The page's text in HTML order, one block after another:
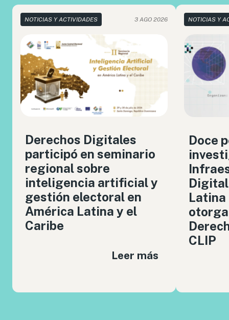
NOTICIAS Y ACTIVIDADES 3 AGO 2026
Derechos Digitales
participó en seminario
regional sobre
inteligencia artificial y
gestión electoral en
América Latina y el
Caribe
Leer más
NOTICIAS Y
Doce
Latina
CLIP